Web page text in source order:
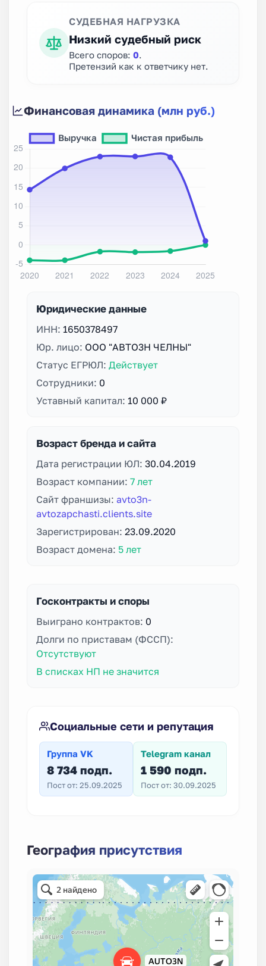
СУДЕБНАЯ НАГРУЗКА
Низкий судебный риск
Всего споров: 0
Претензий как к ответчику нет.
Финансовая динамика (млн руб.)
Юридические данные
ИНН: 1650378497
Юр. лицо: ООО "АВТО3Н ЧЕЛНЫ"
Статус ЕГРЮЛ: Действует
Сотрудники: 0
Уставный капитал: 10 000 ₽
Возраст бренда и сайта
Дата регистрации ЮЛ: 30.04.2019
Возраст компании: 7 лет
Сайт франшизы: avto3n-
avtozapchasti.clients.site
Зарегистрирован: 23.09.2020
Возраст домена: 5 лет
Госконтракты и споры
Выиграно контрактов: 0
Долги по приставам (ФССП):
Отсутствуют
В списках НП не значится
Социальные сети и репутация
Группа VK
8 734 подп.
Пост от: 25.09.2025
Telegram канал
1 590 подп.
Пост от: 30.09.2025
География присутствия